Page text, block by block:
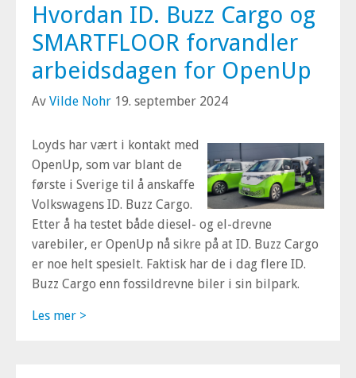
Hvordan ID. Buzz Cargo og
SMARTFLOOR forvandler
arbeidsdagen for OpenUp
Av Vilde Nohr 19. september 2024
Loyds har vært i kontakt med
OpenUp, som var blant de
første i Sverige til å anskaffe
Volkswagens ID. Buzz Cargo.
Etter å ha testet både diesel- og el-drevne
varebiler, er OpenUp nå sikre på at ID. Buzz Cargo
er noe helt spesielt. Faktisk har de i dag flere ID.
Buzz Cargo enn fossildrevne biler i sin bilpark.
Les mer >